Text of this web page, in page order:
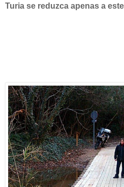
Turia se reduzca apenas a